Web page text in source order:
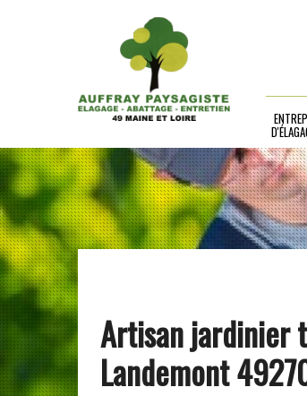
Artisan jardinier
Landemont